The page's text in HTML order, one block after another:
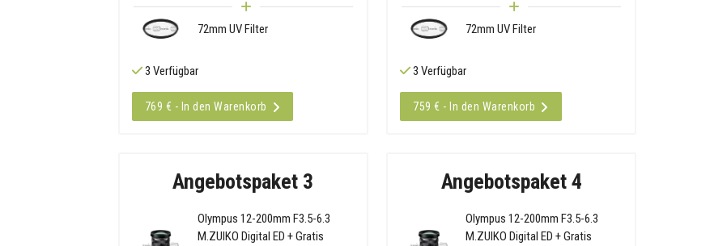
72mm UV Filter
3 Verfügbar
769 € - In den Warenkorb
72mm UV Filter
3 Verfügbar
759 € - In den Warenkorb
Angebotspaket 3
Olympus 12-200mm F3.5-6.3
M.ZUIKO Digital ED + Gratis
Angebotspaket 4
Olympus 12-200mm F3.5-6.3
M.ZUIKO Digital ED + Gratis